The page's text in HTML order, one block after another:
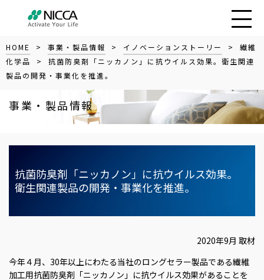
HOME > 事業・製品情報 > イノベーションストーリー > 繊維
化学品
> 抗菌防臭剤「ニッカノン」に抗ウイルス効果。衛生関連
製品の開発・事業化を推進。
事業・製品情報
抗菌防臭剤「ニッカノン」に抗ウイルス効果。
衛生関連製品の開発・事業化を推進。
2020年9月 取材
今年４月、30年以上にわたる当社のロングセラー製品である繊維
加工用抗菌防臭剤「ニッカノン」に抗ウイルス効果があることを